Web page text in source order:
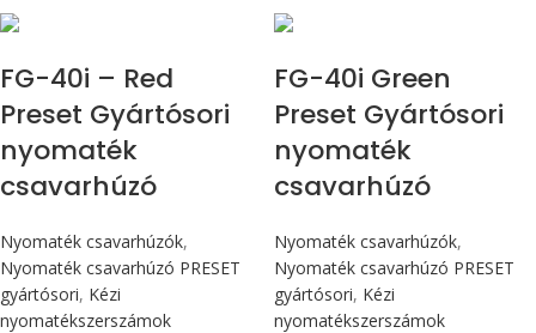
FG-40i – Red
Preset Gyártósori
nyomaték
csavarhúzó
Nyomaték csavarhúzók,
Nyomaték csavarhúzó PRESET
gyártósori, Kézi
nyomatékszerszámok
FG-40i Green
Preset Gyártósori
nyomaték
csavarhúzó
Nyomaték csavarhúzók,
Nyomaték csavarhúzó PRESET
gyártósori, Kézi
nyomatékszerszámok